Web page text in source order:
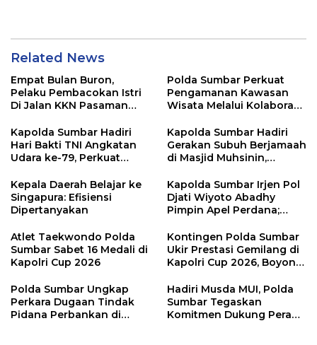
Related News
Empat Bulan Buron,
Pelaku Pembacokan Istri
Di Jalan KKN Pasaman
Personel Sat Reskrim Res
Pasbar Di Provinsi
Sumatera Utara
Polda Sumbar Perkuat
Pengamanan Kawasan
Wisata Melalui Kolaborasi
Kapolda Sumbar Hadiri
Hari Bakti TNI Angkatan
Udara ke-79, Perkuat
Kapolda Sumbar Hadiri
Gerakan Subuh Berjamaah
di Masjid Muhsinin,
“Ngopi Subuh”
Kepala Daerah Belajar ke
Singapura: Efisiensi
Dipertanyakan
Kapolda Sumbar Irjen Pol
Djati Wiyoto Abadhy
Pimpin Apel Perdana;
dengan Humanis
Atlet Taekwondo Polda
Sumbar Sabet 16 Medali di
Kapolri Cup 2026
Kontingen Polda Sumbar
Ukir Prestasi Gemilang di
Kapolri Cup 2026, Boyong
Polda Sumbar Ungkap
Perkara Dugaan Tindak
Pidana Perbankan di
Hadiri Musda MUI, Polda
Sumbar Tegaskan
Komitmen Dukung Peran